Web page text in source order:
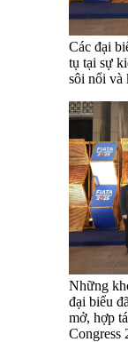
Các đại
tụ tại sự
sôi nổi và
Những
đại biểu
mở, hợp
Congress